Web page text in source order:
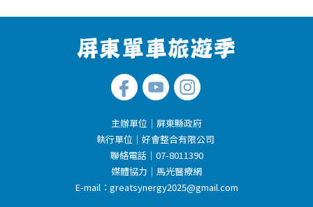
主辦單位｜屏東縣政府
執行單位｜好會整合有限公司
聯絡電話｜07-8011390
媒體協力｜馬光醫療網
E-mail： greatsynergy2025@gmail.com